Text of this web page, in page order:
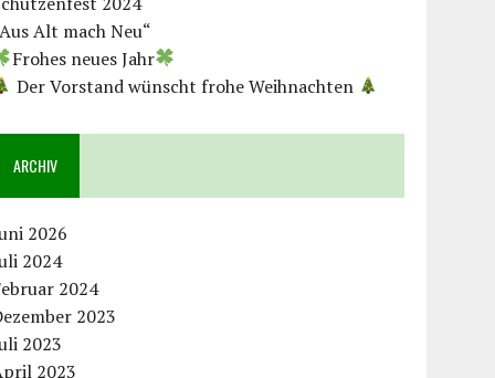
Alt mach Neu“
Frohes neues Jahr
Der Vorstand wünscht frohe Weihnachten
ARCHIV
2026
2024
2024
2023
2023
2023